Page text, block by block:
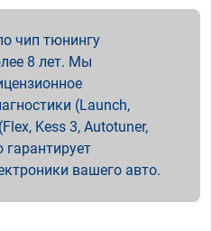
чип тюнингу
8 лет. Мы
(Launch,
Kess 3, Autotuner,
гарантирует
вашего авто.